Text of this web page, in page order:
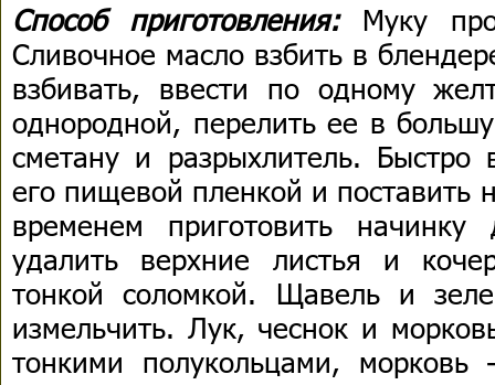
Способ приготовления: Муку
Сливочное масло взбить в
взбивать, ввести по одному
однородной, перелить ее в
сметану и разрыхлитель. Быстро
его пищевой пленкой и поставить
временем приготовить
удалить верхние листья и
тонкой соломкой. Щавель и
измельчить. Лук, чеснок и
тонкими полукольцами,